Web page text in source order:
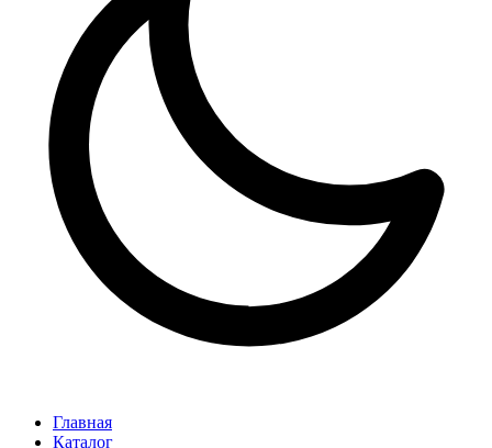
Главная
Каталог